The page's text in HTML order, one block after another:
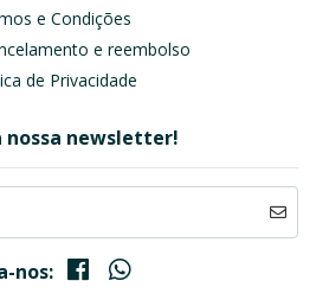
e Condições
e reembolso
de Privacidade
nossa newsletter!
nos: